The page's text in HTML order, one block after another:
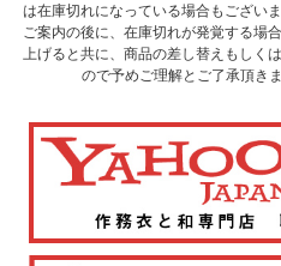
は在庫切れになっている場合もござい
ご案内の後に、在庫切れが発覚する場
上げると共に、商品の差し替えもしく
ので予めご理解とご了承頂き